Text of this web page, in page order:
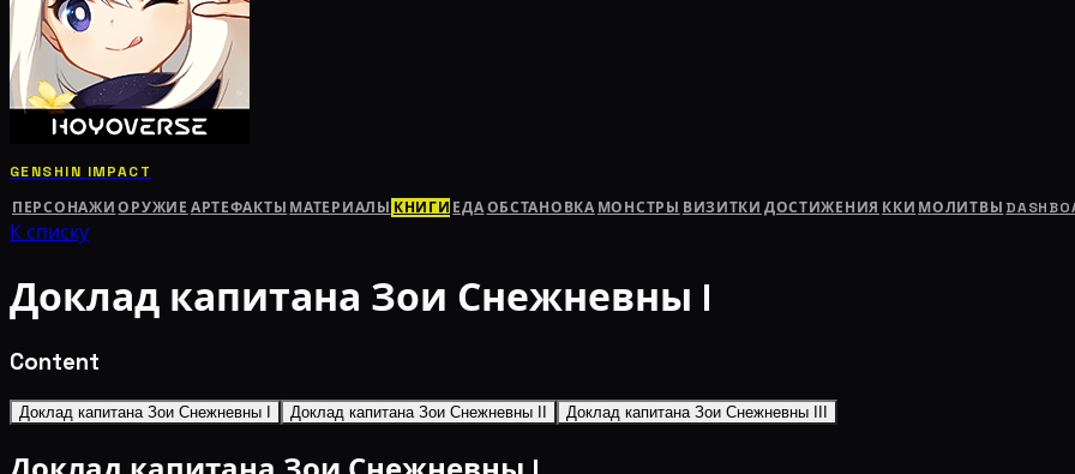
GENSHIN IMPACT
ПЕРСОНАЖИ ОРУЖИЕ АРТЕФАКТЫ МАТЕРИАЛЫ КНИГИ ЕДАОБСТАНОВКА МОНСТРЫ ВИЗИТКИ ДОСТИЖЕНИЯ ККИ МОЛИТВЫ
К списку
Доклад капитана Зои Снежневны I
Content
Доклад капитана Зои Снежневны I Доклад капитана Зои Снежневны II Доклад капитана Зои Снежневны III